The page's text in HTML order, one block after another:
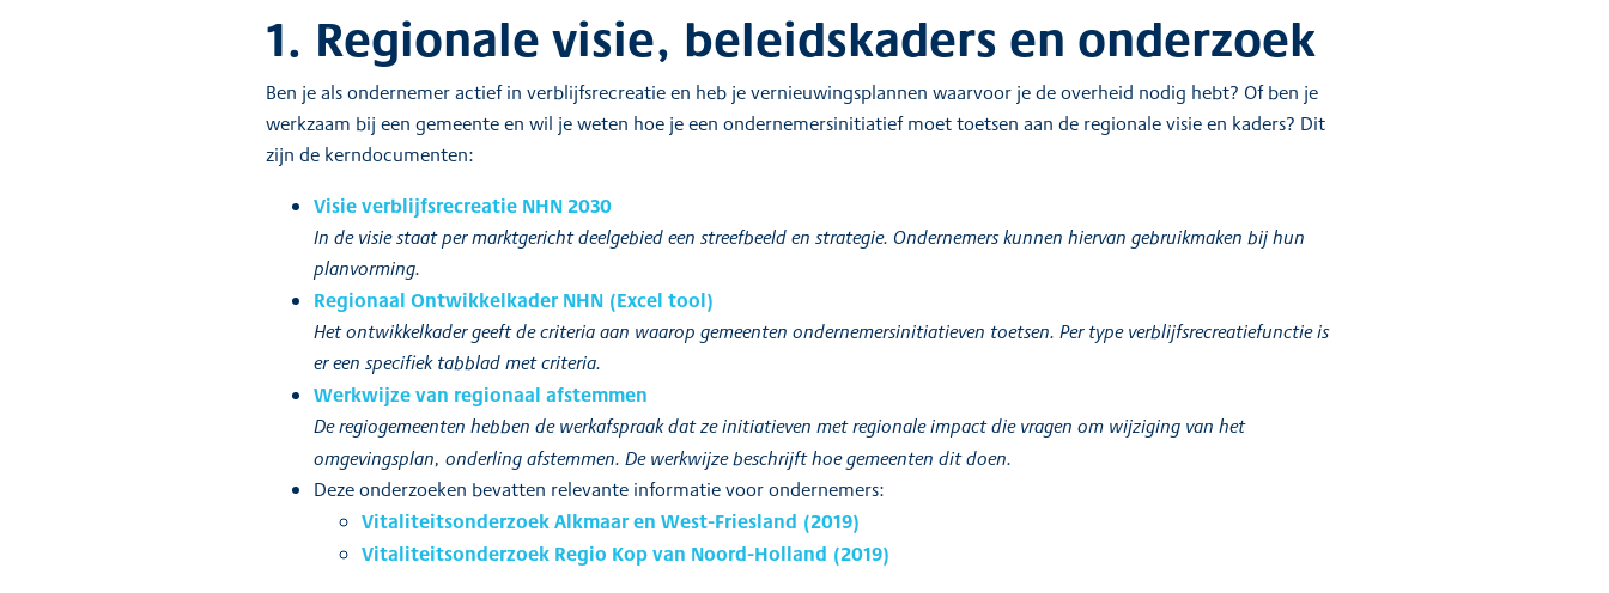
1. Regionale visie, beleidskaders en onderzoek
Ben je als ondernemer actief in verblijfsrecreatie en heb je vernieuwingsplannen waarvoor je de overheid nodig hebt? Of ben je
werkzaam bij een gemeente en wil je weten hoe je een ondernemersinitiatief moet toetsen aan de regionale visie en kaders? Dit
zijn de kerndocumenten:
Visie verblijfsrecreatie NHN 2030
In de visie staat per marktgericht deelgebied een streefbeeld en strategie. Ondernemers kunnen hiervan gebruikmaken bij hun
planvorming.
Regionaal Ontwikkelkader NHN (Excel tool)
Het ontwikkelkader geeft de criteria aan waarop gemeenten ondernemersinitiatieven toetsen. Per type verblijfsrecreatiefunctie is
er een specifiek tabblad met criteria.
Werkwijze van regionaal afstemmen
De regiogemeenten hebben de werkafspraak dat ze initiatieven met regionale impact die vragen om wijziging van het
omgevingsplan, onderling afstemmen. De werkwijze beschrijft hoe gemeenten dit doen.
Deze onderzoeken bevatten relevante informatie voor ondernemers:
Vitaliteitsonderzoek Alkmaar en West-Friesland (2019)
Vitaliteitsonderzoek Regio Kop van Noord-Holland (2019)